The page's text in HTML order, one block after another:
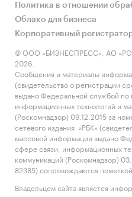
Политика в отношении
Облако для бизнеса
Корпоративный
© ООО «БИЗНЕСПРЕСС», АО
2026.
Сообщения и материалы
(свидетельство о регистрации
выдано Федеральной службой по
информационных технологий и
(Роскомнадзор) 09.12.2015 за
сетевого издания «РБК»
массовой информации выдано
сфере связи, информационных
коммуникаций (Роскомнадзор)
82385) сопровождаются
Владельцем сайта является